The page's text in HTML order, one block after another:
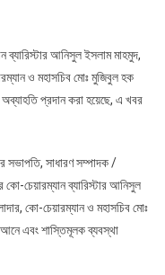
অব্যাহতি
ব্যারিস্টার আনিসুল ইসলাম মাহমুদ,
ও মহাসচিব মোঃ মুজিবুল হক
প্রদান করা হয়েছে, এ খবর
সভাপতি, সাধারণ সম্পাদক /
কো-চেয়ারম্যান ব্যারিস্টার আনিসুল
কো-চেয়ারম্যান ও মহাসচিব মোঃ
এবং শাস্তিমূলক ব্যবস্থা